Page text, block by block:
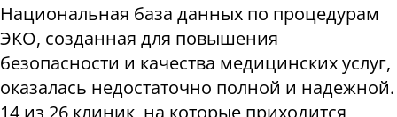
Национальная база данных по процедурам
ЭКО, созданная для повышения
безопасности и качества медицинских услуг,
оказалась недостаточно полной и надежной.
14 из 26 клиник, на которые приходится